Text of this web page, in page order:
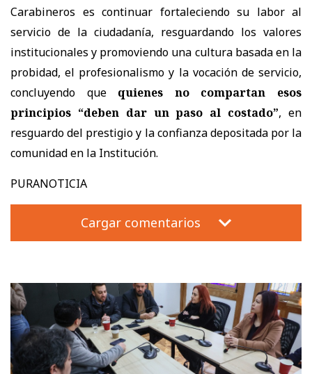
Carabineros es continuar fortaleciendo su labor al
servicio de la ciudadanía, resguardando los valores
institucionales y promoviendo una cultura basada en la
probidad, el profesionalismo y la vocación de servicio,
concluyendo que quienes no compartan esos
principios “deben dar un paso al costado”, en
resguardo del prestigio y la confianza depositada por la
comunidad en la Institución.
PURANOTICIA
Cargar comentarios